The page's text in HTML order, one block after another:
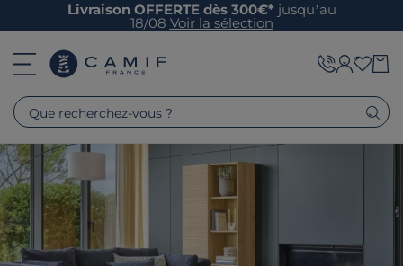
Livraison OFFERTE dès 300€* jusqu’au
18/08 Voir la sélection
Que recherchez-vous ?